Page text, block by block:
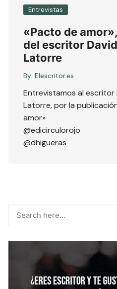
Entrevistas
«Pacto de
del escritor
Latorre
By: Elescritor.es
Entrevistamos al escritor
Latorre, por la
amor»
@edicirculorojo
@dhigueras